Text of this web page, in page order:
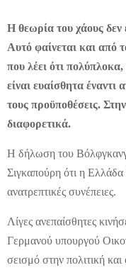
Η θεωρία του χάους δεν
Αυτό φαίνεται και από
που λέει ότι
είναι ευαίσθητα
τους προϋποθέσεις.
διαφορετικά.
Η δήλωση του
Σιγκαπούρη ότι η Ελλάδα
ανατρεπτικές συνέπειες.
Λίγες ανεπαίσθητες
Γερμανού υπουργού
σεισμό στην πολιτική